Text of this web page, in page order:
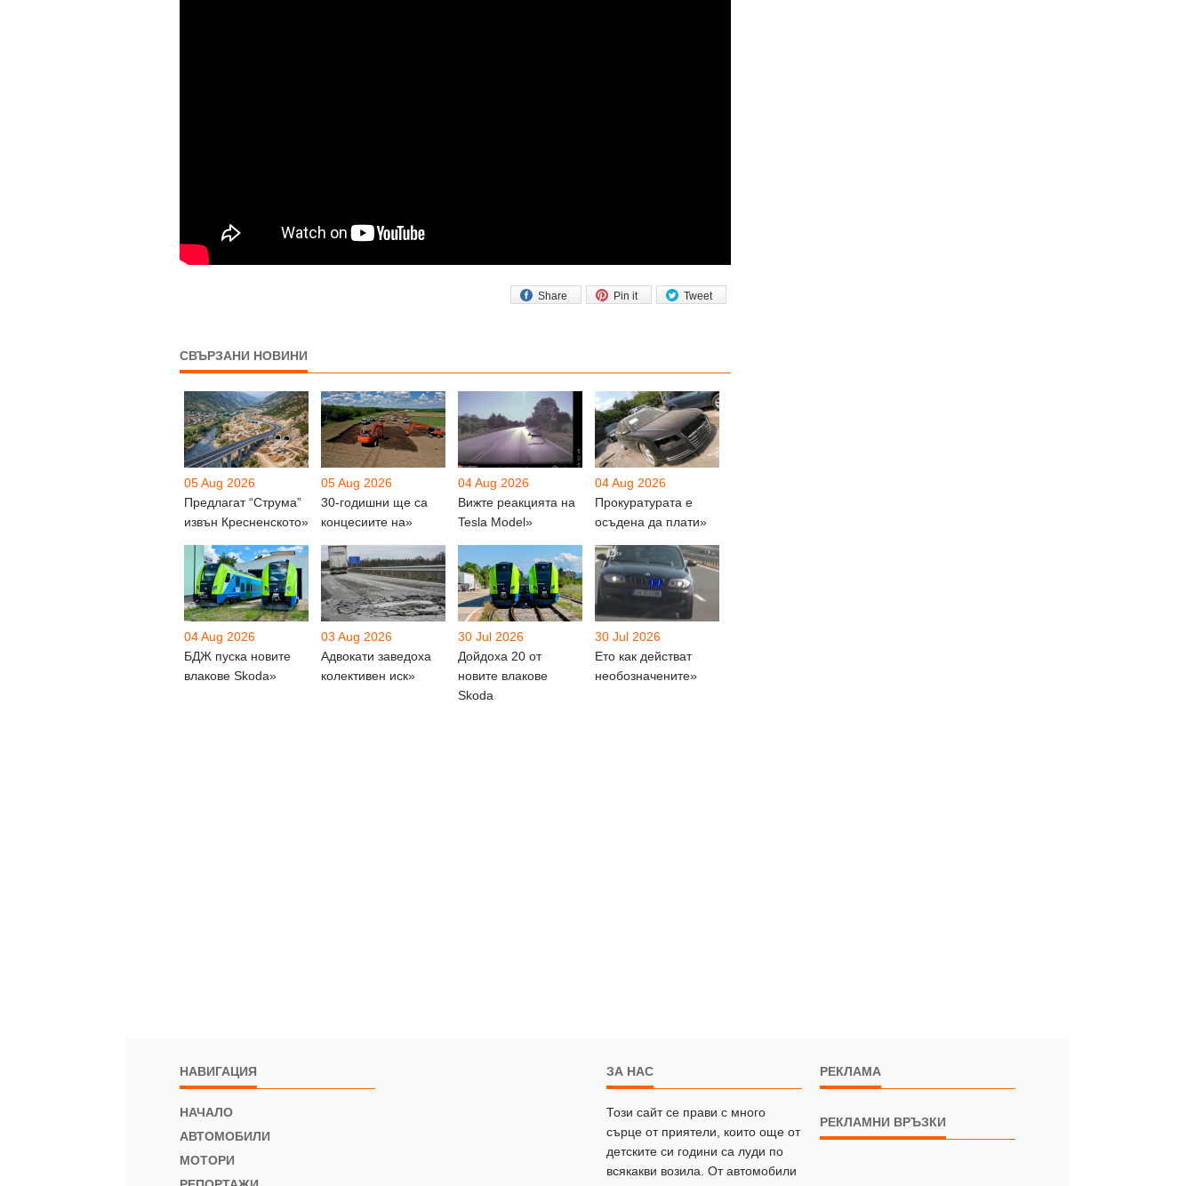
Tweet
Pin it
Share
СВЪРЗАНИ НОВИНИ
05 Aug 2026
Предлагат “Струма”
извън Кресненското»
05 Aug 2026
30-годишни ще са
концесиите на»
04 Aug 2026
Вижте реакцията на
Tesla Model»
04 Aug 2026
Прокуратурата е
осъдена да плати»
04 Aug 2026
БДЖ пуска новите
влакове Skoda»
03 Aug 2026
Адвокати заведоха
колективен иск»
30 Jul 2026
Дойдоха 20 от
новите влакове
Skoda
30 Jul 2026
Ето как действат
необозначените»
НАВИГАЦИЯ
НАЧАЛО
АВТОМОБИЛИ
МОТОРИ
ЗА НАС
Този сайт се прави с много
сърце от приятели, които още от
детските си години са луди по
всякакви возила. От автомобили
РЕКЛАМА
РЕКЛАМНИ ВРЪЗКИ